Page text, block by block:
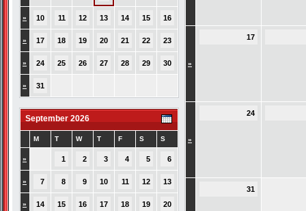
» 10 11 12 13 14 15 16
» 17 18 19 20 21 22 23
» 24 25 26 27 28 29 30
» 31
September 2026
M T W T F S S
» 1 2 3 4 5 6
» 7 8 9 10 11 12 13
» 14 15 16 17 18 19 20
»
17
»
24
31